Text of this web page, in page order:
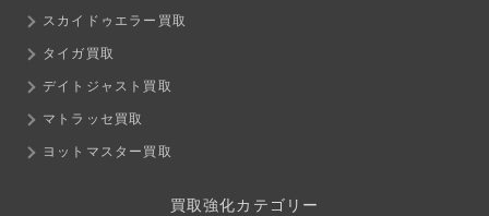
スカイドゥエラー買取
タイガ買取
デイトジャスト買取
マトラッセ買取
ヨットマスター買取
買取強化カテゴリー